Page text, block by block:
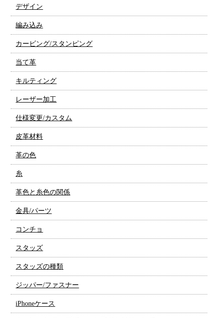
デザイン
編み込み
カービング/スタンピング
当て革
キルティング
レーザー加工
仕様変更/カスタム
皮革材料
革の色
糸
革色と糸色の関係
金具/パーツ
コンチョ
スタッズ
スタッズの種類
ジッパー/ファスナー
iPhoneケース